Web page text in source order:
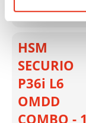
HSM
SECURIO
P36i L6
OMDD
COMBO - 1